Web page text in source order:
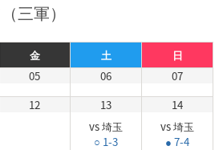
三軍）
金 土
日
05 06
07
12
13
vs 埼玉
○ 1-3
14
vs 埼玉
● 7-4